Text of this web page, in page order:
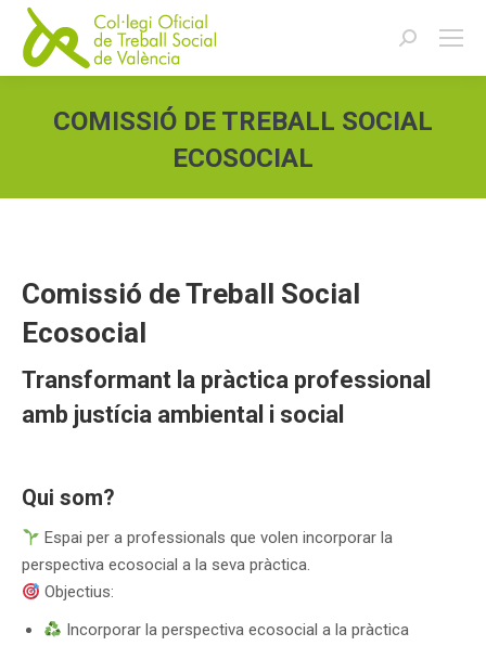
Buscar:
COMISSIÓ DE TREBALL SOCIAL
ECOSOCIAL
Comissió de Treball Social
Ecosocial
Transformant la pràctica professional
amb justícia ambiental i social
Qui som?
Espai per a professionals que volen incorporar la
perspectiva ecosocial a la seva pràctica.
Objectius:
Incorporar la perspectiva ecosocial a la pràctica